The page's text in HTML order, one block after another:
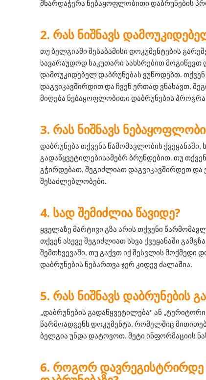
მხარდაჭერა ნებაყოფლობითი დაბრუნების
ᲠᲐᲡ ᲜᲘᲨᲜᲐᲕᲡ
თუ ბელგიაში შესაბამისი დოკუმენტების
სავარაუდოდ საკუთარი სახსრებით მოგიწევთ
დამოუკიდებელ დაბრუნებას ვუწოდებთ.
დაგვიკავშირდით და ჩვენ ერთად ვნახავთ,
მიღება ნებაყოფლობითი დაბრუნების
ᲠᲐᲡ ᲜᲘᲨᲜᲐᲕᲡ
დაბრუნება თქვენს წამომავლობის ქვეყანაში,
გადაწყვეტილებისამებრ ბრუნდებით. თუ
გჭირდებათ, შეგიძლიათ დაგვიკავშირდეთ
შესაძლებლობები.
ᲡᲐᲓ ᲨᲔᲛᲘᲫᲚᲘᲐ ᲬᲐᲕᲘᲓᲔ?
ყველაზე მარტივი გზა არის თქვენი
თქვენ ასევე შეგიძლიათ სხვა ქვეყანაში
შემთხვევაში, თუ გაქვთ იქ შესვლის მოქმედი
დაბრუნების ნებართვა ჯერ კიდევ ძალაშია.
ᲠᲐᲡ ᲜᲘᲨᲜᲐᲕᲡ ᲓᲐᲑᲠᲣᲜᲔᲑᲘᲡ
„დაბრუნების გადაწყვეტილება" ან
წარმოადგენს დოკუმენტს, რომელშიც
ბელგია უნდა დატოვოთ. მეტი ინფორმაციის
ᲠᲝᲒᲝᲠ